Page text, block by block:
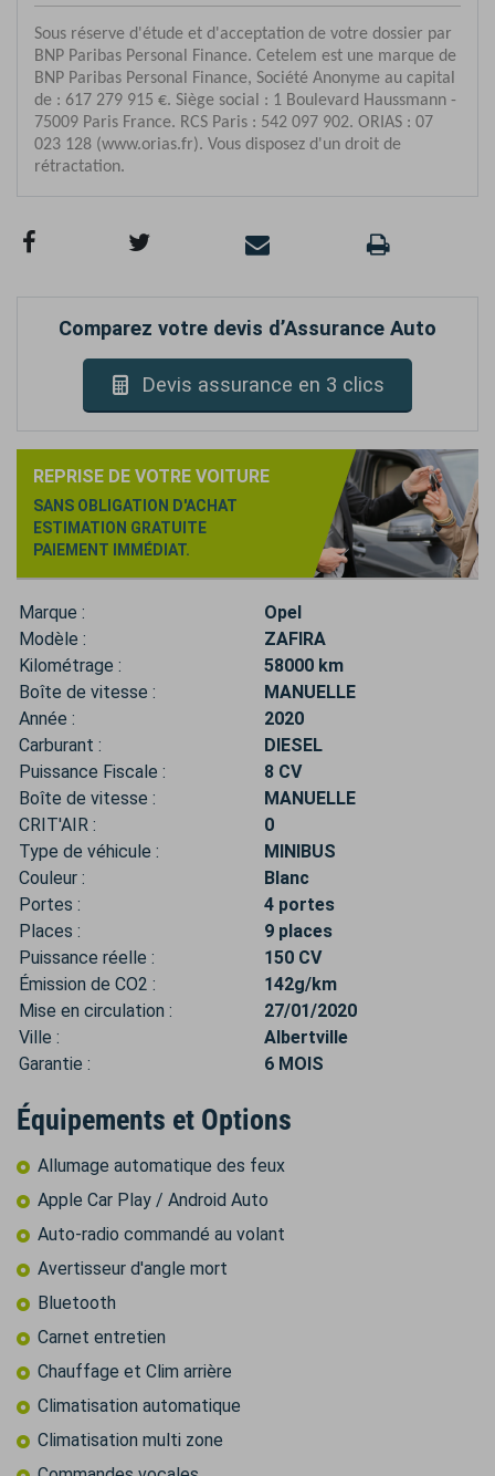
Comparez votre devis d’Assurance Auto
Devis assurance en 3 clics
REPRISE DE VOTRE VOITURE
SANS OBLIGATION D'ACHAT
ESTIMATION GRATUITE
PAIEMENT IMMÉDIAT.
Marque :
Opel
Modèle :
ZAFIRA
Kilométrage :
58000 km
Boîte de vitesse :
MANUELLE
Année :
2020
Carburant :
DIESEL
Puissance Fiscale :
8 CV
Boîte de vitesse :
MANUELLE
CRIT'AIR :
0
Type de véhicule :
MINIBUS
Couleur :
Blanc
Portes :
4 portes
Places :
9 places
Puissance réelle :
150 CV
Émission de CO2 :
142g/km
Mise en circulation :
27/01/2020
Ville :
Albertville
Garantie :
6 MOIS
Équipements et Options
Allumage automatique des feux
Apple Car Play / Android Auto
Auto-radio commandé au volant
Avertisseur d'angle mort
Bluetooth
Carnet entretien
Chauffage et Clim arrière
Climatisation automatique
Climatisation multi zone